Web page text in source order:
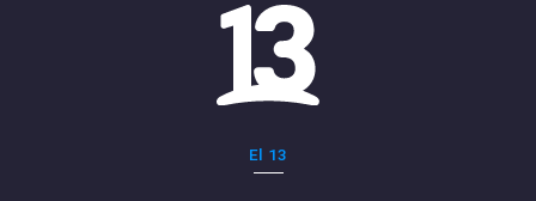
El 13